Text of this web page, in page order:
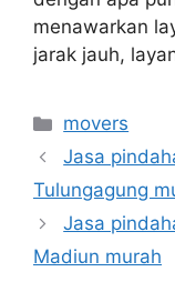
menawarkan
jarak jauh,
Categories
movers
Jasa
Tulungagung
Jasa
Madiun murah